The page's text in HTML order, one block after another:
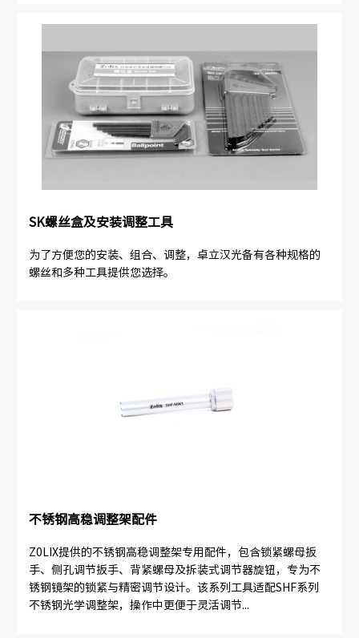
SK螺丝盒及安装调整工具
为了方便您的安装、组合、调整，卓立汉光备有各种规格的
螺丝和多种工具提供您选择。
不锈钢高稳调整架配件
Z0LIX提供的不锈钢高稳调整架专用配件，包含锁紧螺母扳
手、侧孔调节扳手、背紧螺母及拆装式调节器旋钮，专为不
锈钢镜架的锁紧与精密调节设计。该系列工具适配SHF系列
不锈钢光学调整架，操作中更便于灵活调节...